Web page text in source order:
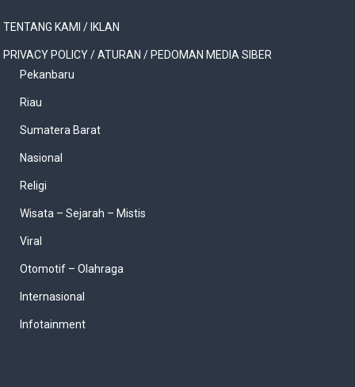
TENTANG KAMI / IKLAN
PRIVACY POLICY / ATURAN / PEDOMAN MEDIA SIBER
Pekanbaru
Riau
Sumatera Barat
Nasional
Religi
Wisata – Sejarah – Mistis
Viral
Otomotif – Olahraga
Internasional
Infotainment